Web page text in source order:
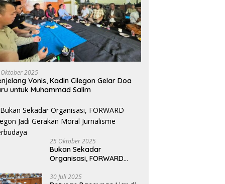
2025
Vonis, Kadin Cilegon Gelar Doa
untuk Muhammad Salim
25 Oktober 2025
Bukan Sekadar
Organisasi, FORWARD
Moral Jurnalisme
30 Juli 2025